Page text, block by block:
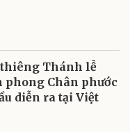
Thánh lễ
phong Chân phước
diễn ra tại Việt